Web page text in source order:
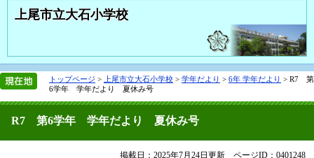
上尾市立大石小学校
トップページ > 上尾市立大石小学校 > 学年だより > 6年 学年だより > R7 第
6学年 学年だより 夏休み号
R7 第6学年 学年だより 夏休み号
掲載日：2025年7月24日更新 ページID：0401248